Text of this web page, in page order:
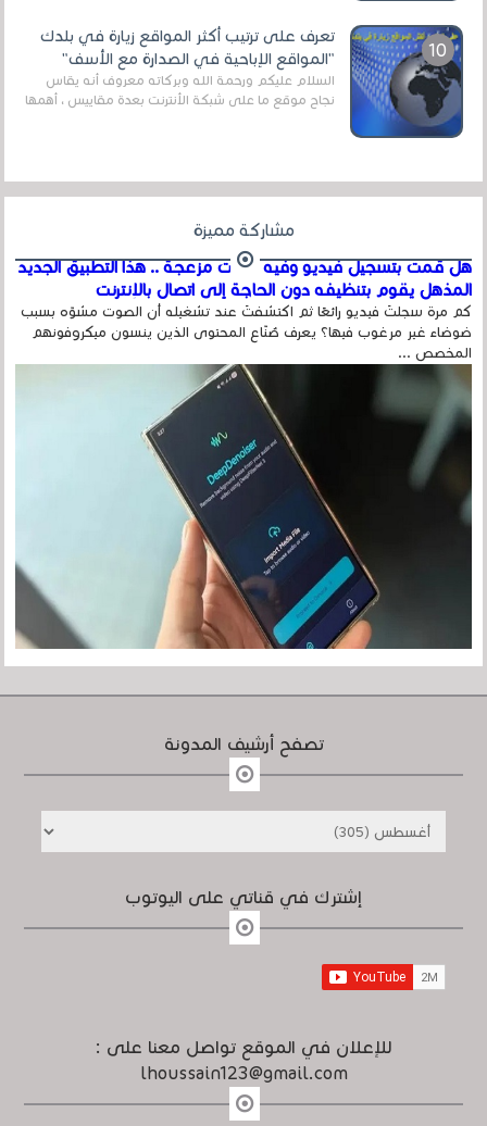
تعرف على ترتيب أكثر المواقع زيارة في بلدك
"المواقع الإباحية في الصدارة مع الأسف"
السلام عليكم ورحمة الله وبركاته معروف أنه يقاس
نجاح موقع ما على شبكة الأنترنت بعدة مقاييس ، أهمها
مشاركة مميزة
هل قمت بتسجيل فيديو وفيه أصوت مزعجة .. هذا التطبيق الجديد
المذهل يقوم بتنظيفه دون الحاجة إلى اتصال بالإنترنت
كم مرة سجلتَ فيديو رائعًا ثم اكتشفتَ عند تشغيله أن الصوت مشوّه بسبب
ضوضاء غير مرغوب فيها؟ يعرف صُنّاع المحتوى الذين ينسون ميكروفونهم
المخصص ...
تصفح أرشيف المدونة
إشترك في قناتي على اليوتوب
للإعلان في الموقع تواصل معنا على :
lhoussain123@gmail.com